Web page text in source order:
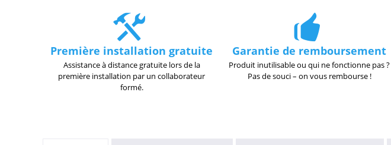
Première installation gratuite
Assistance à distance gratuite lors de la
première installation par un collaborateur
formé.
Garantie de remboursement
Produit inutilisable ou qui ne fonctionne pas ?
Pas de souci – on vous rembourse !